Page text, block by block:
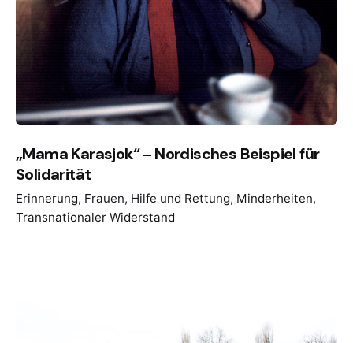
„Mama Karasjok“ ‒ Nordisches Beispiel für
Solidarität
Erinnerung Frauen Hilfe und Rettung Minderheiten
Transnationaler Widerstand